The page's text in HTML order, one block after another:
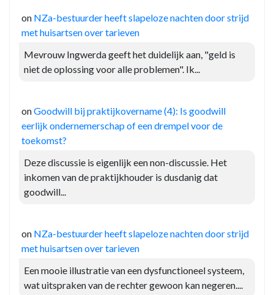
on NZa-bestuurder heeft slapeloze nachten door strijd
met huisartsen over tarieven
Mevrouw Ingwerda geeft het duidelijk aan, "geld is
niet de oplossing voor alle problemen". Ik...
onGoodwill bij praktijkovername (4): Is goodwill
eerlijk ondernemerschap of een drempel voor de
toekomst?
Deze discussie is eigenlijk een non-discussie. Het
inkomen van de praktijkhouder is dusdanig dat
goodwill...
on NZa-bestuurder heeft slapeloze nachten door strijd
met huisartsen over tarieven
Een mooie illustratie van een dysfunctioneel systeem,
wat uitspraken van de rechter gewoon kan negeren....